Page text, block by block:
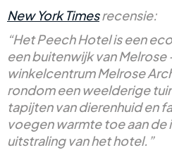
New York Timesrecensie:
“Het Peech Hotel is een
een buitenwijk van Melrose
winkelcentrum Melrose
rondom een weelderige
tapijten van dierenhuid en
voegen warmte toe aan
uitstraling van het hotel.”